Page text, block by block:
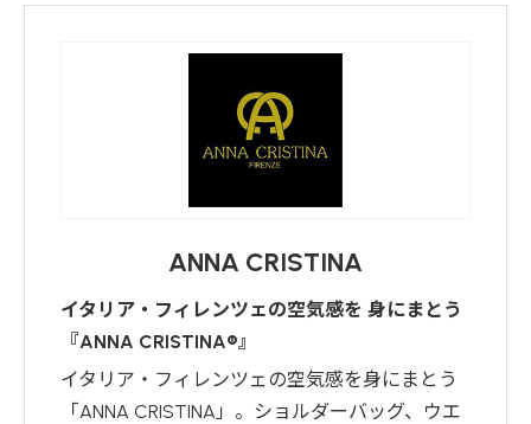
ANNA CRISTINA
イタリア・フィレンツェの空気感を 身にまとう
『ANNA CRISTINA®︎』
イタリア・フィレンツェの空気感を身にまとう
「ANNA CRISTINA」。ショルダーバッグ、ウエ